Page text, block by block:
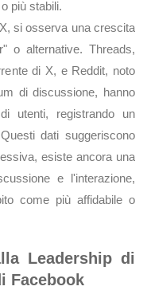
più stabili.
si osserva una crescita
o alternative. Threads,
di X, e Reddit, noto
di discussione, hanno
utenti, registrando un
dati suggeriscono
esiste ancora una
e l'interazione,
come più affidabile o
Leadership di
Facebook